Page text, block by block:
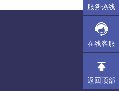
服务热线
在线客服
返回顶部